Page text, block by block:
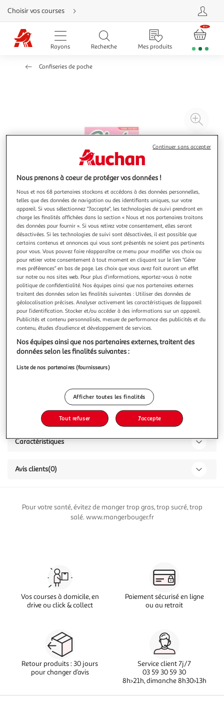
Aller
directement
au
contenu
Aller
directement
Aller
Choisir vos courses
Rayons Recherche Mes produits
Confiseries de poche
à
RICOLA
Bonbons Suisse aux plantes des Alpes saveur cassis
Les bonbons Ricola Cassis sans sucres associent le fameux
mélange de 13 plantes des Alpes suisses avec la saveur de
cassis pour un goût délicieusement frais et fruité
En savoir +
50g
Vous voulez connaître le prix de ce produit ?
Afficher le prix
Description
Caractéristiques
Avis clients(0)
Pour votre santé, évitez de manger trop gras, trop sucré, trop
salé. www.mangerbouger.fr
Vos courses à domicile, en
drive ou click & collect
Paiement sécurisé en ligne
ou au retrait
Retour produits : 30 jours
pour changer d’avis
Service client 7j/7
03 59 30 59 30
8h>21h, dimanche 8h30>13h
Nous prenons à coeur de protéger vos données !
Nous et nos 68 partenaires stockons et accédons à des données personnelles,
telles que des données de navigation ou des identifiants uniques, sur votre
appareil. Si vous sélectionnez "J'accepte", les technologies de suivi prendront en
charge les finalités affichées dans la section « Nous et nos partenaires traitons
des données pour fournir ». Si vous retirez votre consentement, elles seront
désactivées. Si les technologies de suivi sont désactivées, il est possible que
certains contenus et annonces qui vous sont présentés ne soient pas pertinents
pour vous. Vous pouvez faire réapparaître ce menu pour modifier vos choix ou
pour retirer votre consentement à tout moment en cliquant sur le lien "Gérer
mes préférences" en bas de page. Les choix que vous avez fait auront un effet
sur notre ou nos sites web. Pour plus d’informations, reportez-vous à notre
politique de confidentialité. Nos équipes ainsi que nos partenaires externes
traitent des données selon les finalités suivantes : Utiliser des données de
géolocalisation précises. Analyser activement les caractéristiques de l’appareil
pour l’identification. Stocker et/ou accéder à des informations sur un appareil.
Publicités et contenu personnalisés, mesure de performance des publicités et du
contenu, études d’audience et développement de services.
Nos équipes ainsi que nos partenaires externes, traitent des
données selon les finalités suivantes :
Liste de nos partenaires (fournisseurs)
Afficher toutes les finalités
Tout refuser J'accepte
Continuer sans accepter